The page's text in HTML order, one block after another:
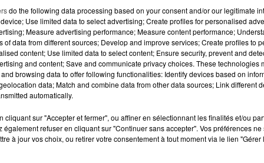
2026. Cette hausse s’appuie sur la
validation définitive par l’État.
réseau… Les services bancaires coûtent
des services bancaires augmente d’environ
clients. Comme chaque année, les tarifs du
paquets de cigarettes augmentent de 20 à
dans la liste officielle publiée par les douanes
do the following data processing based on your consent and/or our legitimate
Use limited data to select advertising; Create profiles for personalised
Measure advertising performance; Measure content performance;
of data from different sources; Develop and improve services; Create profiles to
content; Use limited data to select content; Ensure security, prevent and
and content; Save and communicate privacy choices. These technologies
browsing data to offer following functionalities: Identify devices based on
data; Match and combine data from other data sources; Link different
automatically.
cliquant sur "Accepter et fermer", ou affiner en sélectionnant les finalités et/ou
également refuser en cliquant sur "Continuer sans accepter". Vos préférences
à jour vos choix, ou retirer votre consentement à tout moment via le lien